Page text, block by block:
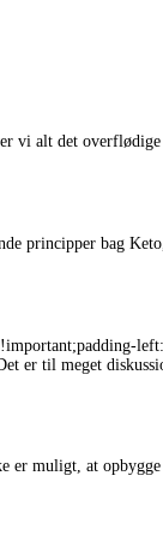
vi alt det
principper bag Keto,
til meget
er muligt, at